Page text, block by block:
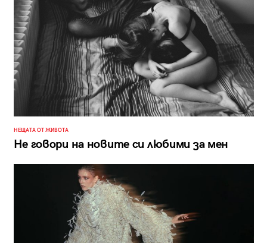
НЕЩАТА ОТ ЖИВОТА
Не говори на новите си любими за мен